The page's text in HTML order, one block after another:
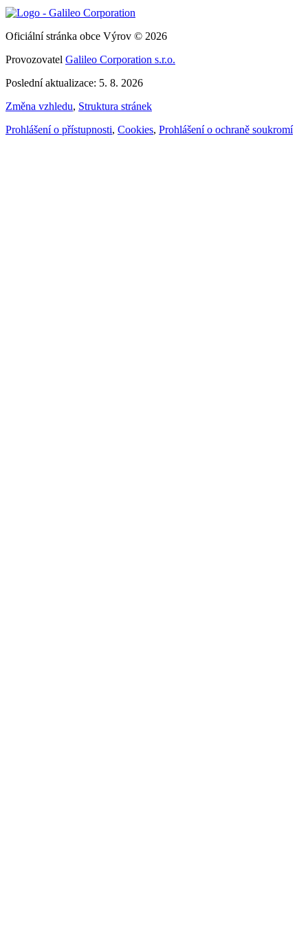
Oficiální stránka obce Výrov © 2026
Provozovatel Galileo Corporation s.r.o.
Poslední aktualizace: 5. 8. 2026
Změna vzhledu, Struktura stránek
Prohlášení o přístupnosti, Cookies, Prohlášení o ochraně soukromí